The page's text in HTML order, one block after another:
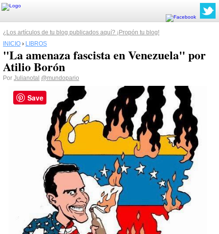
¿Los artículos de tu blog publicados aquí? ¡Propón tu blog!
INICIO › LIBROS
"La amenaza fascista en Venezuela" por
Atilio Borón
Por Julianotal @mundopario
Save